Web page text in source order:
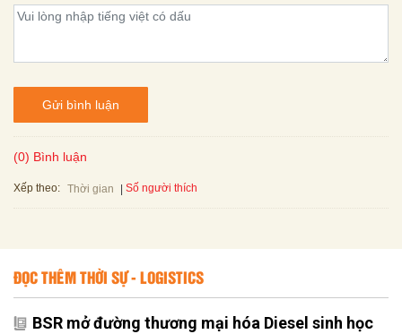
Gửi bình luận
(0) Bình luận
Xếp theo: Thời gian Số người thích
ĐỌC THÊM THỜI SỰ - LOGISTICS
BSR mở đường thương mại hóa Diesel sinh học